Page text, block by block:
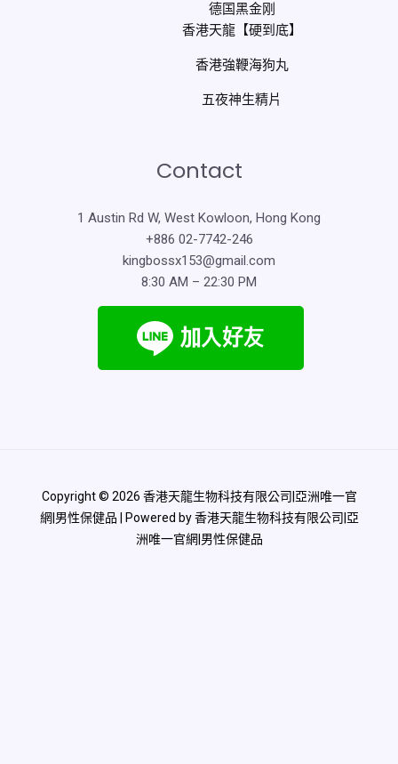
德国黑金刚
香港天龍【硬到底】
香港強鞭海狗丸
五夜神生精片
Contact
1 Austin Rd W, West Kowloon, Hong Kong
+886 02-7742-246
kingbossx153@gmail.com
8:30 AM – 22:30 PM
Copyright © 2026 香港天龍生物科技有限公司|亞洲唯一官
網|男性保健品 | Powered by 香港天龍生物科技有限公司|亞
洲唯一官網|男性保健品